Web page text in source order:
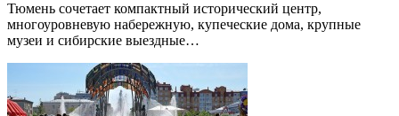
Тюмень сочетает компактный исторический центр,
многоуровневую набережную, купеческие дома, крупные
музеи и сибирские выездные…